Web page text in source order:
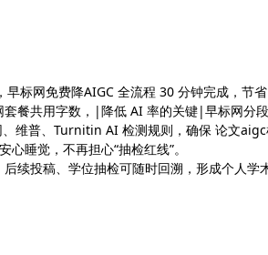
标网免费降AIGC 全流程 30 分钟完成，节省
餐共用字数，|降低 AI 率的关键|早标网分
维普、Turnitin AI 检测规则，确保 论文aigc
睡觉，不再担心“抽检红线”。
续投稿、学位抽检可随时回溯，形成个人学